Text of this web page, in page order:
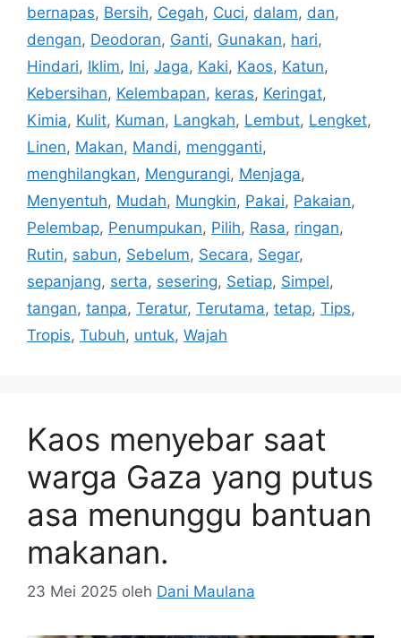
bernapas, Bersih, Cegah, Cuci, dalam, dan,
dengan, Deodoran, Ganti, Gunakan, hari,
Hindari, Iklim, Ini, Jaga, Kaki, Kaos, Katun,
Kebersihan, Kelembapan, keras, Keringat,
Kimia, Kulit, Kuman, Langkah, Lembut, Lengket,
Linen, Makan, Mandi, mengganti,
menghilangkan, Mengurangi, Menjaga,
Menyentuh, Mudah, Mungkin, Pakai, Pakaian,
Pelembap, Penumpukan, Pilih, Rasa, ringan,
Rutin, sabun, Sebelum, Secara, Segar,
sepanjang, serta, sesering, Setiap, Simpel,
tangan, tanpa, Teratur, Terutama, tetap, Tips,
Tropis, Tubuh, untuk, Wajah
Kaos menyebar saat
warga Gaza yang putus
asa menunggu bantuan
makanan.
23 Mei 2025 oleh Dani Maulana